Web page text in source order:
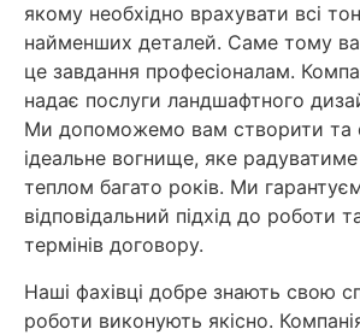
якому необхідно врахувати всі
найменших деталей. Саме тому
це завдання професіоналам.
надає послуги ландшафтного
Ми допоможемо вам створити та
ідеальне вогнище, яке
теплом багато років. Ми
відповідальний підхід до роботи
термінів договору.
Наші фахівці добре знають свою
роботи виконують якісно.